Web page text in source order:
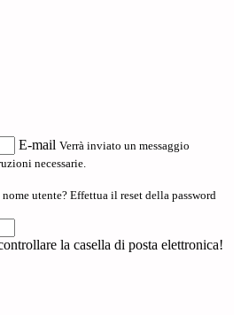
E-mail Verrà inviato un messaggio
necessarie.
utente? Effettua il reset della password
la casella di posta elettronica!